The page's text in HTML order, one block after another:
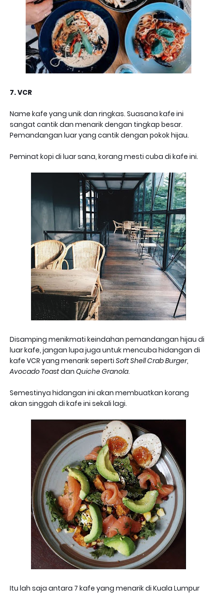
7. VCR
Name kafe yang unik dan ringkas. Suasana kafe ini
sangat cantik dan menarik dengan tingkap besar.
Pemandangan luar yang cantik dengan pokok hijau.
Peminat kopi di luar sana, korang mesti cuba di kafe ini.
Disamping menikmati keindahan pemandangan hijau di
luar kafe, jangan lupa juga untuk mencuba hidangan di
kafe VCR yang menarik seperti Soft Shell Crab Burger,
Avocado Toastdan Quiche Granola.
Semestinya hidangan ini akan membuatkan korang
akan singgah di kafe ini sekali lagi.
Itu lah saja antara 7 kafe yang menarik di Kuala Lumpur